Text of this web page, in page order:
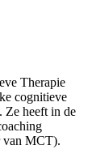
Therapie
cognitieve
Ze heeft in de
van MCT).